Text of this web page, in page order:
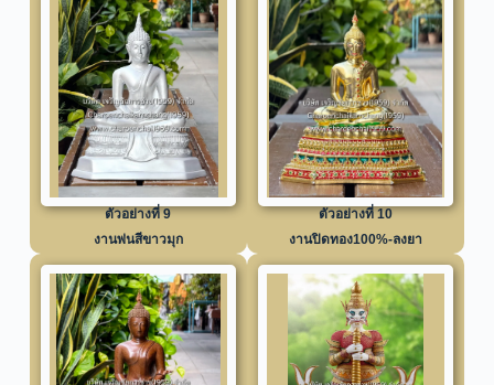
ตัวอย่างที่ 9
งานพ่นสีขาวมุก
ตัวอย่างที่ 10
งานปิดทอง100%-ลงยา